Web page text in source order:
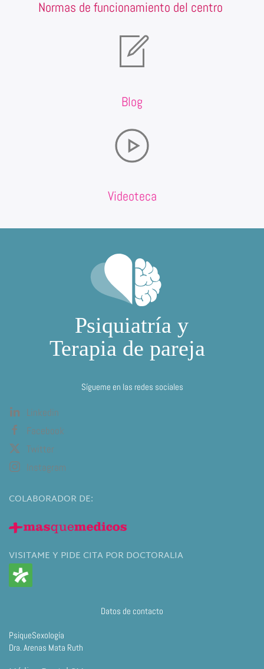
Normas de funcionamiento del centro
Blog
Videoteca
Sígueme en las redes sociales
Linkedin
Facebook
Twitter
Instagram
COLABORADOR DE:
VISITAME Y PIDE CITA POR DOCTORALIA
Datos de contacto
PsiqueSexología
Dra. Arenas Mata Ruth